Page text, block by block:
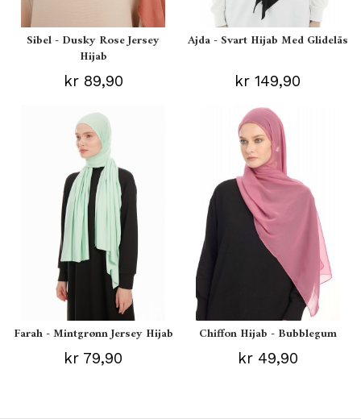
Sibel - Dusky Rose Jersey
Hijab
kr 89,90
Ajda - Svart Hijab Med Glidelås
kr 149,90
Farah - Mintgrønn Jersey Hijab
kr 79,90
Chiffon Hijab - Bubblegum
kr 49,90